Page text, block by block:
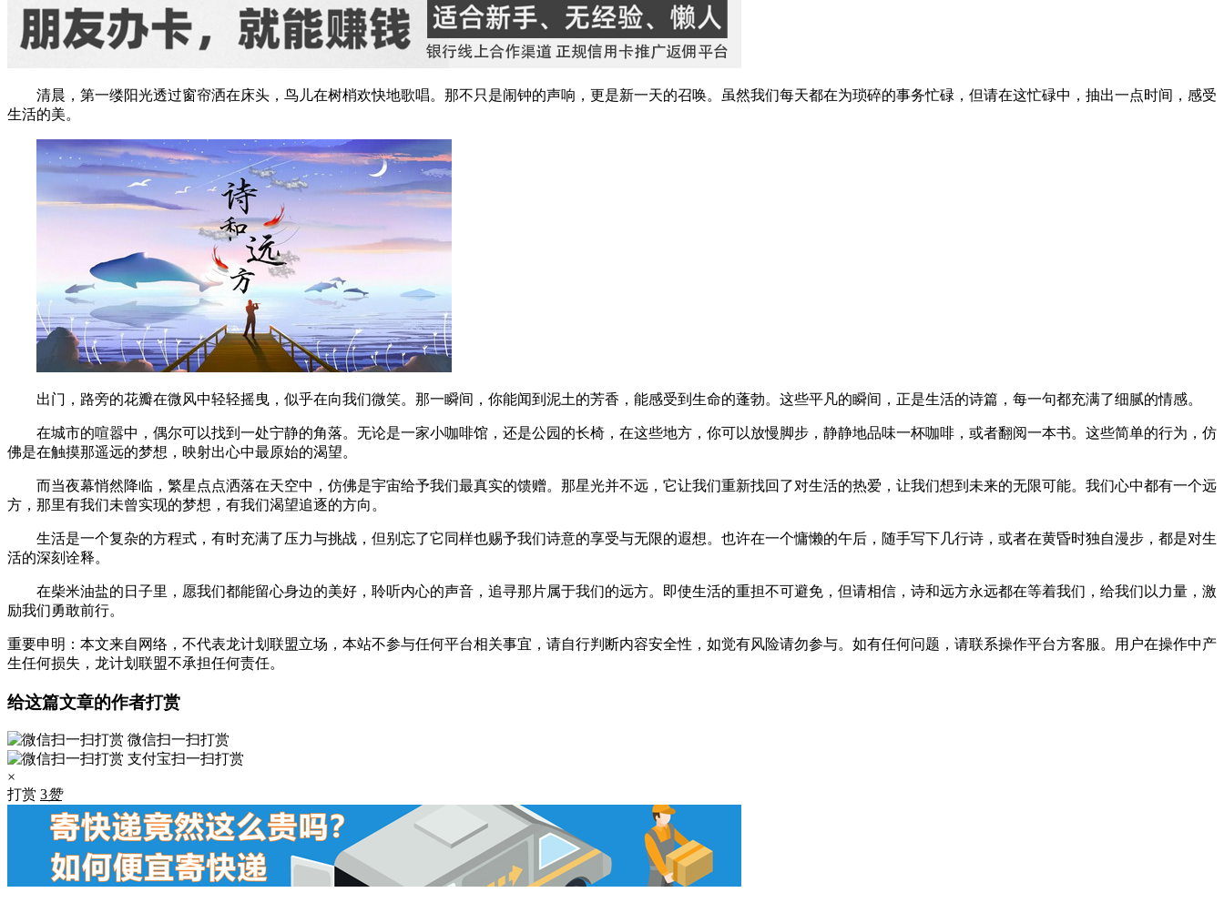
清晨，第一缕阳光透过窗帘洒在床头，鸟儿在树梢欢快地歌唱。那不只是闹钟的声响，更是新一天的召唤。虽然我们每天都在为琐碎的事务忙碌，但请在这忙碌中，抽出一点时间，感受
生活的美。
出门，路旁的花瓣在微风中轻轻摇曳，似乎在向我们微笑。那一瞬间，你能闻到泥土的芳香，能感受到生命的蓬勃。这些平凡的瞬间，正是生活的诗篇，每一句都充满了细腻的情感。
在城市的喧嚣中，偶尔可以找到一处宁静的角落。无论是一家小咖啡馆，还是公园的长椅，在这些地方，你可以放慢脚步，静静地品味一杯咖啡，或者翻阅一本书。这些简单的行为，仿
佛是在触摸那遥远的梦想，映射出心中最原始的渴望。
而当夜幕悄然降临，繁星点点洒落在天空中，仿佛是宇宙给予我们最真实的馈赠。那星光并不远，它让我们重新找回了对生活的热爱，让我们想到未来的无限可能。我们心中都有一个远
方，那里有我们未曾实现的梦想，有我们渴望追逐的方向。
生活是一个复杂的方程式，有时充满了压力与挑战，但别忘了它同样也赐予我们诗意的享受与无限的遐想。也许在一个慵懒的午后，随手写下几行诗，或者在黄昏时独自漫步，都是对生
活的深刻诠释。
在柴米油盐的日子里，愿我们都能留心身边的美好，聆听内心的声音，追寻那片属于我们的远方。即使生活的重担不可避免，但请相信，诗和远方永远都在等着我们，给我们以力量，激
励我们勇敢前行。
重要申明：本文来自网络，不代表龙计划联盟立场，本站不参与任何平台相关事宜，请自行判断内容安全性，如觉有风险请勿参与。如有任何问题，请联系操作平台方客服。用户在操作中产
生任何损失，龙计划联盟不承担任何责任。
给这篇文章的作者打赏
微信扫一扫打赏
支付宝扫一扫打赏
×
打赏 3赞